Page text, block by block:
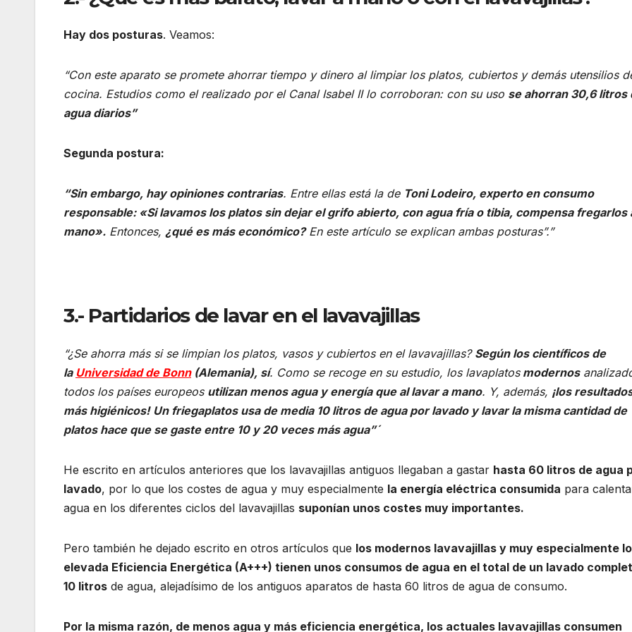
Hay dos posturas. Veamos:
“Con este aparato se promete ahorrar tiempo y dinero al limpiar los platos, cubiertos y demás utensilios
cocina. Estudios como el realizado por el Canal Isabel II lo corroboran: con su uso se ahorran 30,6 litros
agua diarios”
Segunda postura:
“Sin embargo, hay opiniones contrarias. Entre ellas está la de Toni Lodeiro, experto en consumo
responsable: «Si lavamos los platos sin dejar el grifo abierto, con agua fría o tibia, compensa fregarlos
mano». Entonces, ¿qué es más económico?En este artículo se explican ambas posturas”.”
3.- Partidarios de lavar en el lavavajillas
“¿Se ahorra más si se limpian los platos, vasos y cubiertos en el lavavajillas? Según los científicos de
la Universidad de Bonn(Alemania), sí. Como se recoge en su estudio, los lavaplatosmodernos
todos los países europeos utilizan menos agua y energía que al lavar a mano. Y, además, ¡los
más higiénicos! Un friegaplatos usa de media 10 litros de agua por lavado y lavar la misma cantidad de
platos hace que se gaste entre 10 y 20 veces más agua”´
He escrito en artículos anteriores que los lavavajillas antiguos llegaban a gastar hasta 60 litros de agua
lavado, por lo que los costes de agua y muy especialmente la energía eléctrica consumida para
agua en los diferentes ciclos del lavavajillas suponían unos costes muy importantes.
Pero también he dejado escrito en otros artículos que los modernos lavavajillas y muy especialmente
elevada Eficiencia Energética (A+++) tienen unos consumos de agua en el total de un lavado
10 litros de agua, alejadísimo de los antiguos aparatos de hasta 60 litros de agua de consumo.
Por la misma razón, de menos agua y más eficiencia energética, los actuales lavavajillas consumen